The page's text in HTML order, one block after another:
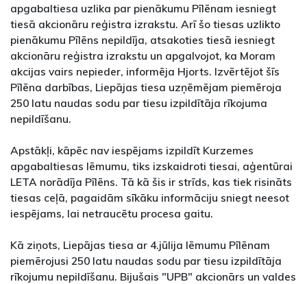
apgabaltiesa uzlika par pienākumu Pīlēnam iesniegt
tiesā akcionāru reģistra izrakstu. Arī šo tiesas uzlikto
pienākumu Pīlēns nepildīja, atsakoties tiesā iesniegt
akcionāru reģistra izrakstu un apgalvojot, ka Moram
akcijas vairs nepieder, informēja Hjorts. Izvērtējot šīs
Pīlēna darbības, Liepājas tiesa uzņēmējam piemēroja
250 latu naudas sodu par tiesu izpildītāja rīkojuma
nepildīšanu.
Apstākļi, kāpēc nav iespējams izpildīt Kurzemes
apgabaltiesas lēmumu, tiks izskaidroti tiesai, aģentūrai
LETA norādīja Pīlēns. Tā kā šis ir strīds, kas tiek risināts
tiesas ceļā, pagaidām sīkāku informāciju sniegt neesot
iespējams, lai netraucētu procesa gaitu.
Kā ziņots, Liepājas tiesa ar 4.jūlija lēmumu Pīlēnam
piemērojusi 250 latu naudas sodu par tiesu izpildītāja
rīkojumu nepildīšanu. Bijušais "UPB" akcionārs un valdes